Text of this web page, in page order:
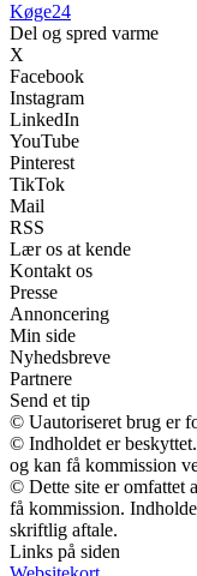
Køge24
Del og spred varme
X
Facebook
Instagram
LinkedIn
YouTube
Pinterest
TikTok
Mail
RSS
Lær os at kende
Kontakt os
Presse
Annoncering
Min side
Nyhedsbreve
Partnere
Send et tip
© Uautoriseret brug er
© Indholdet er
og kan få kommission
© Dette site er omfattet
få kommission.
skriftlig aftale.
Links på siden